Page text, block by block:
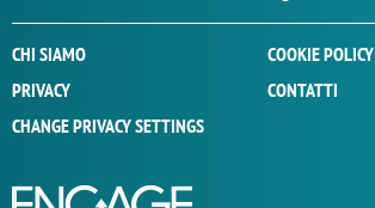
CHI SIAMO
COOKIE POLICY
PRIVACY
CONTATTI
CHANGE PRIVACY SETTINGS